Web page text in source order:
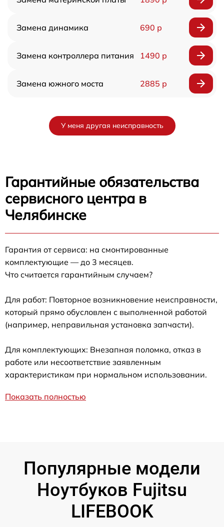
Замена динамика 690 р
Замена контроллера питания 1490 р
Замена южного моста 2885 р
У меня другая неисправность
Гарантийные обязательства
сервисного центра в
Челябинске
Гарантия от сервиса: на смонтированные
комплектующие — до 3 месяцев.
Что считается гарантийным случаем?
Для работ: Повторное возникновение неисправности,
который прямо обусловлен с выполненной работой
(например, неправильная установка запчасти).
Для комплектующих: Внезапная поломка, отказ в
работе или несоответствие заявленным
характеристикам при нормальном использовании.
Показать полностью
Популярные модели
Ноутбуков Fujitsu
LIFEBOOK